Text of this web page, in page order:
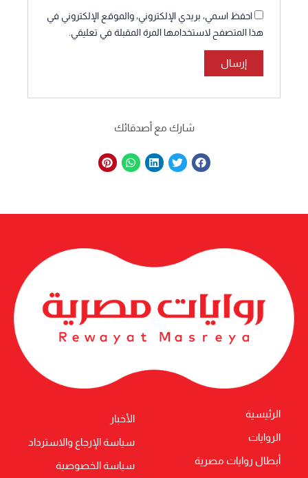
احفظ اسمي، بريدي الإلكتروني، والموقع الإلكتروني في
هذا المتصفح لاستخدامها المرة المقبلة في تعليقي.
شارك مع أصدقائك
الرئيسية
الروايات
أبطال روايات مصرية
الأخبار
سياسة الإرجاع والاسترداد
سياسة الخصوصية